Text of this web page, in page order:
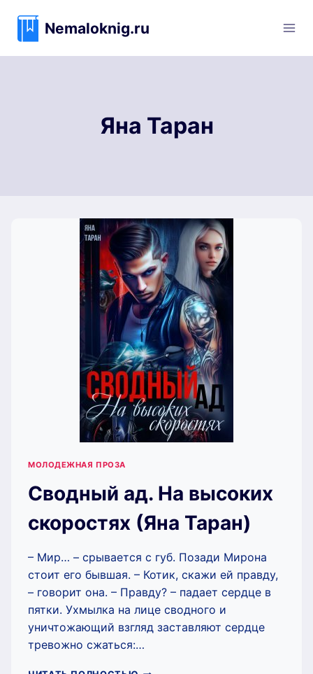
содержимому
Nemaloknig.ru
Яна Таран
МОЛОДЕЖНАЯ ПРОЗА
Сводный ад. На высоких
скоростях (Яна Таран)
– Мир… – срывается с губ. Позади Мирона
стоит его бывшая. – Котик, скажи ей правду,
– говорит она. – Правду? – падает сердце в
пятки. Ухмылка на лице сводного и
уничтожающий взгляд заставляют сердце
тревожно сжаться:…
СВОДНЫЙ